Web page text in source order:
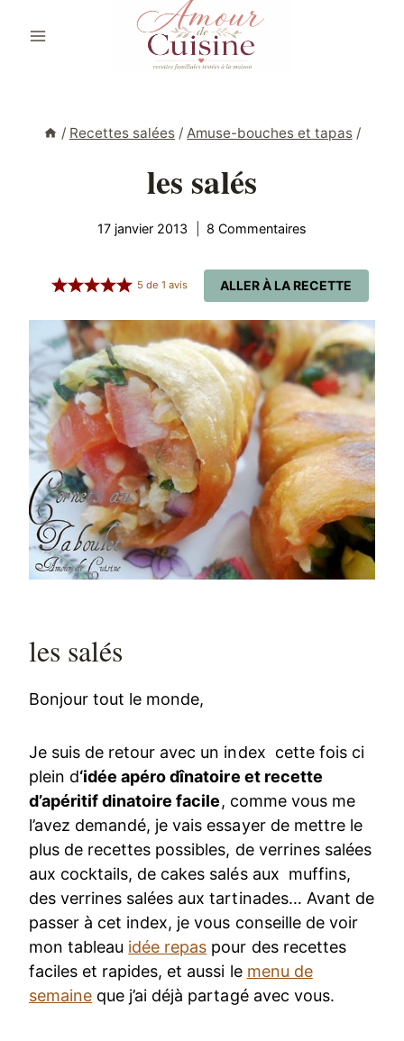
/ Recettes salées / Amuse-bouches et tapas /
les salés
17 janvier 2013 8 Commentaires
ALLER À LA RECETTE
5 de1 avis
les salés
Bonjour tout le monde,
Je suis de retour avec un index cette fois ci
plein d‘idée apéro dînatoire et recette
d’apéritif dinatoire facile, comme vous me
l’avez demandé, je vais essayer de mettre le
plus de recettes possibles, de verrines salées
aux cocktails, de cakes salés aux muffins,
des verrines salées aux tartinades… Avant de
passer à cet index, je vous conseille de voir
mon tableau idée repas pour des recettes
faciles et rapides, et aussi le menu de
semaine que j’ai déjà partagé avec vous.